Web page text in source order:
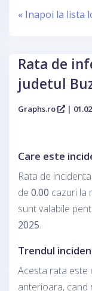
« Inapoi la lista
Rata de
judetul
Graphs.ro |
Care este
Rata de
de 0.00 cazuri la
sunt valabile
2025.
Trendul
Acesta rata este
anterioara, cand